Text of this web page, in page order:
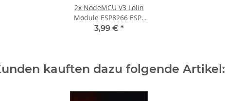
2x NodeMCU V3 Lolin
Module ESP8266 ESP-
12F WIFI Development
3,99 € *
kauften dazu folgende Artikel: